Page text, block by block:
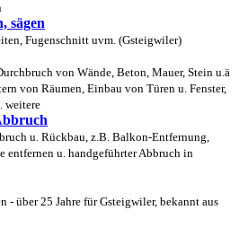
sägen
Fugenschnitt uvm. (Gsteigwiler)
von Wände, Beton, Mauer, Stein u.ä
von Räumen, Einbau von Türen u. Fenster,
weitere
u. Rückbau, z.B. Balkon-Entfernung,
entfernen u. handgeführter Abbruch in
- über 25 Jahre für Gsteigwiler, bekannt aus